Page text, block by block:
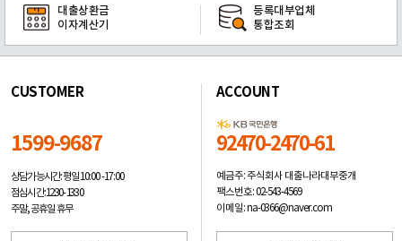
대출상환금
이자계산기
등록대부업체
통합조회
CUSTOMER
1599-9687
상담가능시간: 평일10:00 -17:00
점심시간: 12:30 - 13:30
주말, 공휴일 휴무
ACCOUNT
92470-2470-61
예금주: 주식회사 대출나라대부중개
팩스번호: 02-543-4569
이메일: na-0366@naver.com